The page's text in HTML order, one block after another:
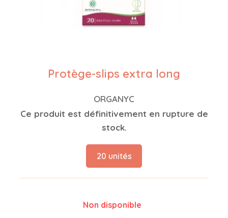
Protège-slips extra long
ORGANYC
Ce produit est définitivement en rupture de
stock.
20 unités
Non disponible